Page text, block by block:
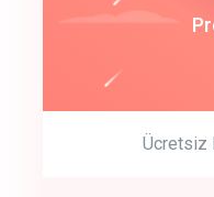
Get
Ücretsiz